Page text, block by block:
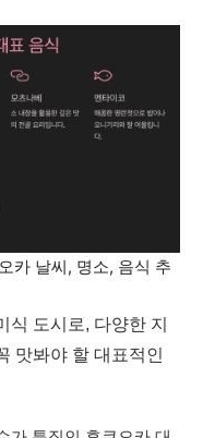
카 날씨, 명소, 음식 추
도시로, 다양한 지
맛봐야 할 대표적인